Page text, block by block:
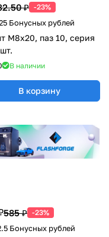
₽ -23%
Бонусных рублей
М8х20, паз 10, серия
В наличии
В корзину
585 ₽ -23%
Бонусных рублей